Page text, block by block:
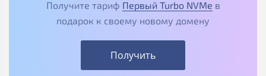
Получите тариф Первый Turbo NVMe в
подарок к своему новому домену
Получить